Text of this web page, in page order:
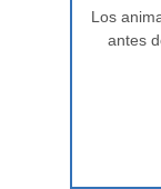
Los
antes